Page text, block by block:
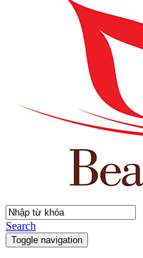
Search
Toggle navigation